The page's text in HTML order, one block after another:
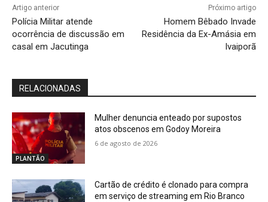
Artigo anterior
Polícia Militar atende
ocorrência de discussão em
casal em Jacutinga
Próximo artigo
Homem Bêbado Invade
Residência da Ex-Amásia em
Ivaiporã
RELACIONADAS
PLANTÃO
Mulher denuncia enteado por supostos
atos obscenos em Godoy Moreira
6 de agosto de 2026
Cartão de crédito é clonado para compra
em serviço de streaming em Rio Branco